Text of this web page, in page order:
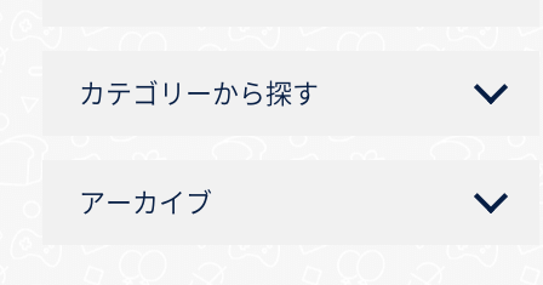
カテゴリーから探す
アーカイブ